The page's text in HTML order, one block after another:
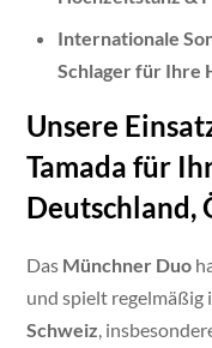
Internationale
Schlager für Ihre
Unsere
Tamada für
Deutschland,
Das Münchner Duo
und spielt regelmäßig
Schweiz,